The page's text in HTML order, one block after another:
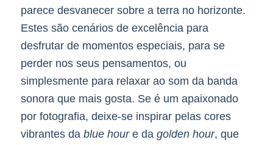
parece desvanecer sobre a terra no horizonte.
Estes são cenários de excelência para
desfrutar de momentos especiais, para se
perder nos seus pensamentos, ou
simplesmente para relaxar ao som da banda
sonora que mais gosta. Se é um apaixonado
por fotografia, deixe-se inspirar pelas cores
vibrantes da blue houre da golden hour, que